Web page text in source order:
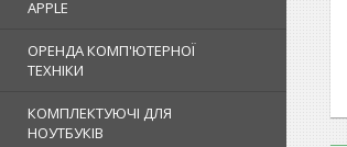
APPLE
ОРЕНДА КОМП'ЮТЕРНОЇ
ТЕХНІКИ
КОМПЛЕКТУЮЧІ ДЛЯ
НОУТБУКІВ